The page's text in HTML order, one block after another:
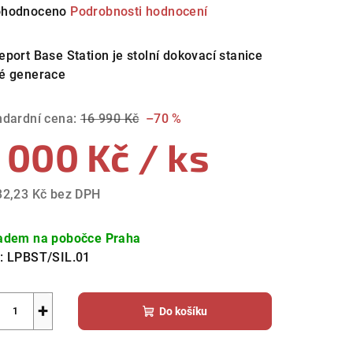
Podrobnosti hodnocení
Base Station je stolní dokovací stanice
generace
cena: 16 990 Kč –70 %
000 Kč / ks
Kč bez DPH
na pobočce Praha
LPBST/SIL.01
+ Do košíku